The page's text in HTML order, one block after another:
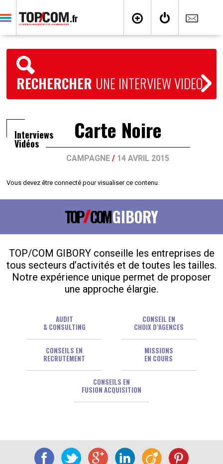
RECHERCHER UNE INTERVIEW VIDEO
Interviews
Vidéos Carte Noire
CAMPAGNE / 14 AVRIL 2015
Vous devez être connecté pour visualiser ce contenu.
TOP COMGIBORY
TOP/COM GIBORY conseille les entreprises de
tous secteurs d’activités et de toutes les tailles.
Notre expérience unique permet de proposer
une approche élargie.
AUDIT
& CONSULTING
CONSEIL EN
CHOIX D’AGENCES
CONSEILS EN
RECRUTEMENT
MISSIONS
EN COURS
CONSEILS EN
FUSION ACQUISITION